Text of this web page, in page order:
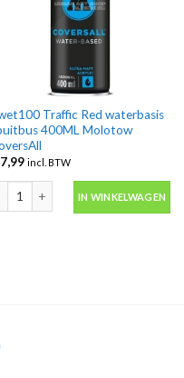
400ml Molotow aantal
Traffic Red waterbasis
400ML Molotow
incl. BTW
Traffic Red waterbasis
IN WINKELWAGEN